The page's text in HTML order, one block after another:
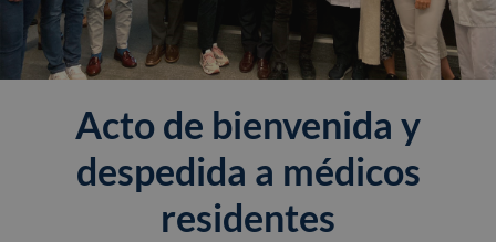
Acto de bienvenida y
despedida a médicos
residentes